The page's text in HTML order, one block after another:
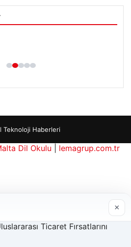
Teknoloji Haberleri
×
Dil Okulu
lemagrup.com.tr